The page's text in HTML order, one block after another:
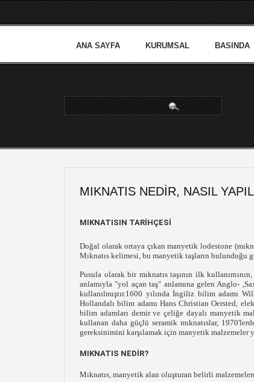
ANA SAYFA KURUMSAL BASINDA
arama...
MIKNATIS NEDIR, NASIL
MIKNATISIN TARİHÇESİ
Doğal olarak ortaya çıkan manyetik lodestone
Mıknatıs kelimesi, bu manyetik taşların bulunduğu
Pusula olarak bir mıknatıs taşının ilk
anlamıyla "yol açan taş" anlamına gelen Anglo-
kullanılmıştır.1600 yılında İngiliz bilim adamı
Hollandalı bilim adamı Hans Christian Oersted,
bilim adamları demir ve çeliğe dayalı manyetik
kullanan daha güçlü seramik mıknatıslar,
gereksinimini karşılamak için manyetik malzemeler
MIKNATIS NEDİR?
Mıknatıs, manyetik alan oluşturan belirli